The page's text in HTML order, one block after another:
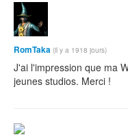
RomTaka (il y a 1918 jours)
J'ai l'impression que ma
jeunes studios. Merci !